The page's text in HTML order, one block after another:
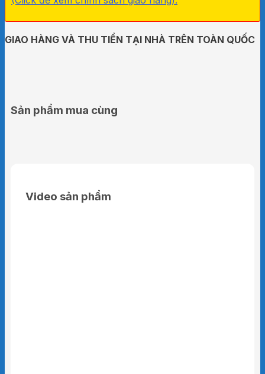
GIAO HÀNG VÀ THU TIỀN TẠI NHÀ TRÊN TOÀN QUỐC
Sản phẩm mua cùng
Video sản phẩm